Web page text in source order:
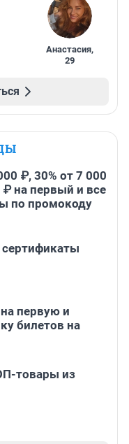
Анастасия,
29
₽, 30% от 7 000
₽ на первый и все
по промокоду
сертификаты
первую и
билетов на
товары из